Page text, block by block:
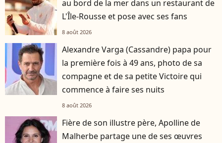
au bord de la mer dans un restaurant de
L'Île-Rousse et pose avec ses fans
8 août 2026
Alexandre Varga (Cassandre) papa pour
la première fois à 49 ans, photo de sa
compagne et de sa petite Victoire qui
commence à faire ses nuits
8 août 2026
Fière de son illustre père, Apolline de
Malherbe partage une de ses œuvres